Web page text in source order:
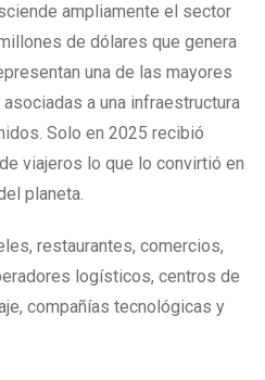
ampliamente el sector
de dólares que genera
una de las mayores
a una infraestructura
Solo en 2025 recibió
viajeros lo que lo convirtió en
planeta.
restaurantes, comercios,
logísticos, centros de
compañías tecnológicas y